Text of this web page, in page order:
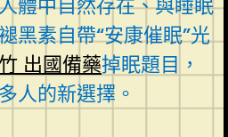
體中自然存在、與睡眠
黑素自帶“安康催眠”光
出國備藥掉眠題目，
人的新選擇。